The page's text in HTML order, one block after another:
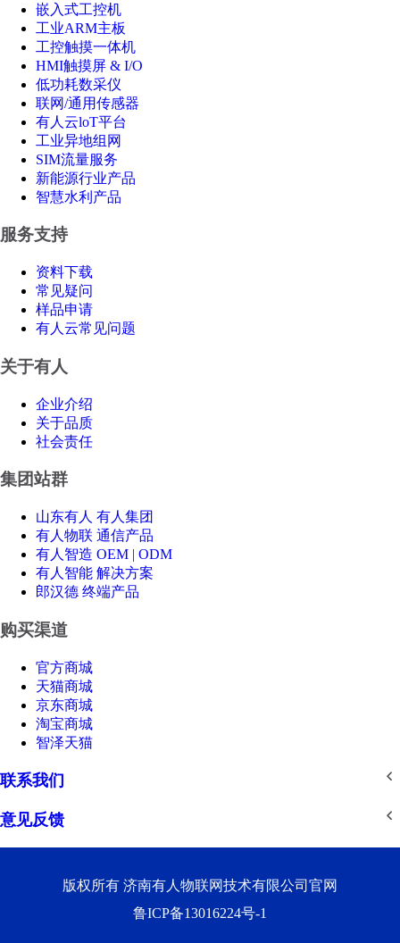
嵌入式工控机
工业ARM主板
工控触摸一体机
HMI触摸屏 & I/O
低功耗数采仪
联网/通用传感器
有人云loT平台
工业异地组网
SIM流量服务
新能源行业产品
智慧水利产品
服务支持
资料下载
常见疑问
样品申请
有人云常见问题
关于有人
企业介绍
关于品质
社会责任
集团站群
山东有人 有人集团
有人物联 通信产品
有人智造 OEM | ODM
有人智能 解决方案
郎汉德 终端产品
购买渠道
官方商城
天猫商城
京东商城
淘宝商城
智泽天猫
联系我们
意见反馈
版权所有 济南有人物联网技术有限公司官网
鲁ICP备13016224号-1